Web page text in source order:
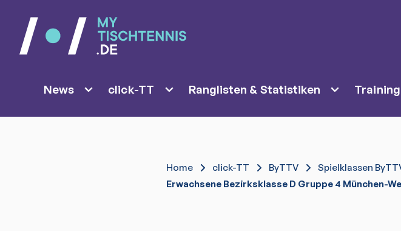
News click-TT Ranglisten & Statistiken
Home click-TT ByTTV
Spielklassen
Erwachsene Bezirksklasse D Gruppe 4 München-